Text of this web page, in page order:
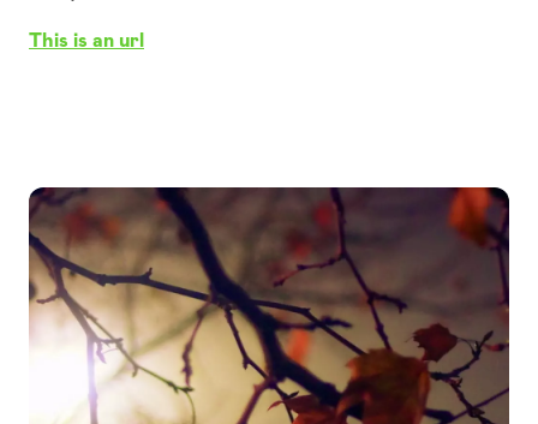
This is an url